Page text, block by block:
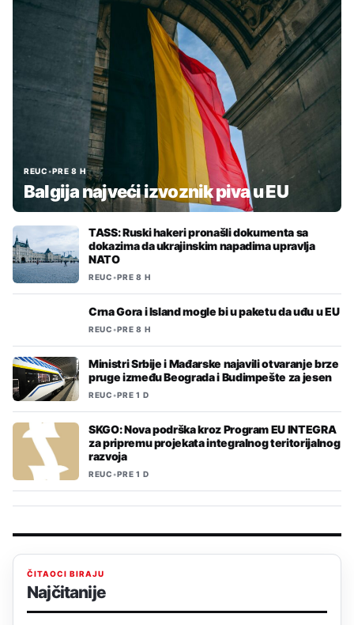
REUC•PRE 8 H
Balgija najveći izvoznik piva u EU
TASS: Ruski hakeri pronašli dokumenta sa
dokazima da ukrajinskim napadima upravlja
NATO
REUC•PRE 8 H
Crna Gora i Island mogle bi u paketu da uđu u EU
REUC•PRE 8 H
Ministri Srbije i Mađarske najavili otvaranje brze
pruge između Beograda i Budimpešte za jesen
REUC•PRE 1 D
SKGO: Nova podrška kroz Program EU INTEGRA
za pripremu projekata integralnog teritorijalnog
razvoja
REUC•PRE 1 D
ČITAOCI BIRAJU
Najčitanije